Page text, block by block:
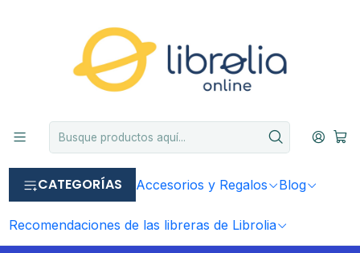
CATEGORÍAS Accesorios y Regalos Blog
Recomendaciones de las libreras de Librolia